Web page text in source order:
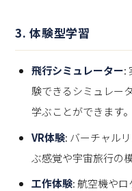
3.体験型学習
飛行シミュレーター:
験できるシミュレー
学ぶことができます。
VR体験: バーチャル
ぶ感覚や宇宙旅行の
工作体験: 航空機や